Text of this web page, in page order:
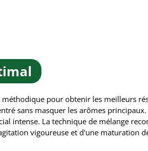
pour obtenir les meilleurs
sans masquer les arômes
intense. La technique de mélange
vigoureuse et d'une maturation